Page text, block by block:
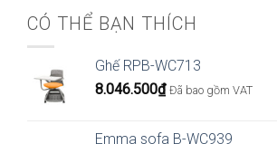
CÓ THỂ BẠN THÍCH
Ghế RPB-WC713
8.046.500₫ Đã bao gồm VAT
Emma sofa B-WC939